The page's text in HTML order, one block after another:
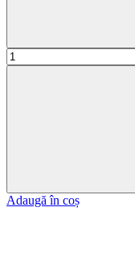
Adaugă în coș